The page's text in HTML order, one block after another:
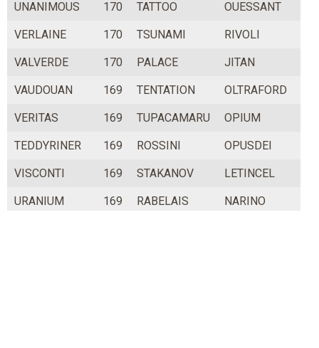
UNANIMOUS 170 TATTOO OUESSANT
VERLAINE 170 TSUNAMI RIVOLI
VALVERDE 170 PALACE JITAN
VAUDOUAN 169 TENTATION OLTRAFORD
VERITAS 169 TUPACAMARU OPIUM
TEDDYRINER 169 ROSSINI OPUSDEI
VISCONTI 169 STAKANOV LETINCEL
URANIUM 169 RABELAIS NARINO